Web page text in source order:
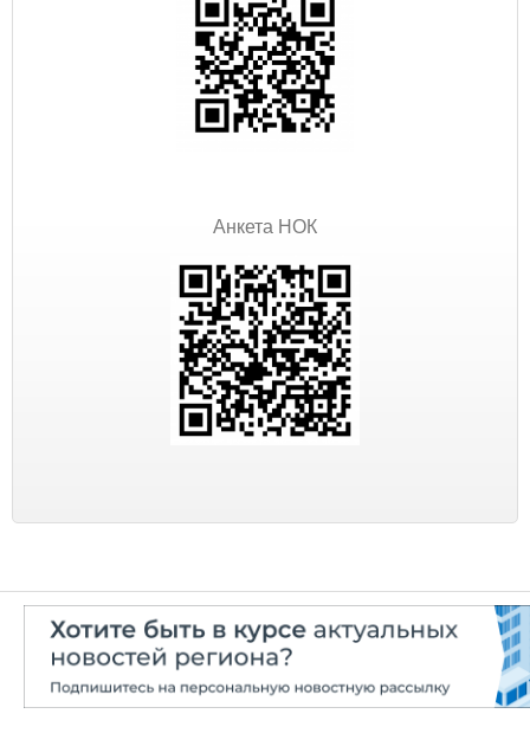
Анкета НОК